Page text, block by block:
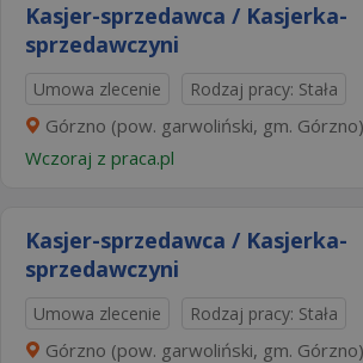
Kasjer-sprzedawca / Kasjerka-
sprzedawczyni
Umowa zlecenie Rodzaj pracy: Stała
Górzno (pow. garwoliński, gm. Górzno)
Wczoraj z praca.pl
Kasjer-sprzedawca / Kasjerka-
sprzedawczyni
Umowa zlecenie Rodzaj pracy: Stała
Górzno (pow. garwoliński, gm. Górzno)